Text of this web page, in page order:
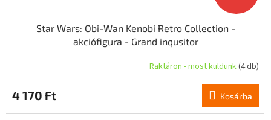
Star Wars: Obi-Wan Kenobi Retro Collection -
akciófigura - Grand inqusitor
Raktáron - most küldünk(4 db)
4 170 Ft Kosárba